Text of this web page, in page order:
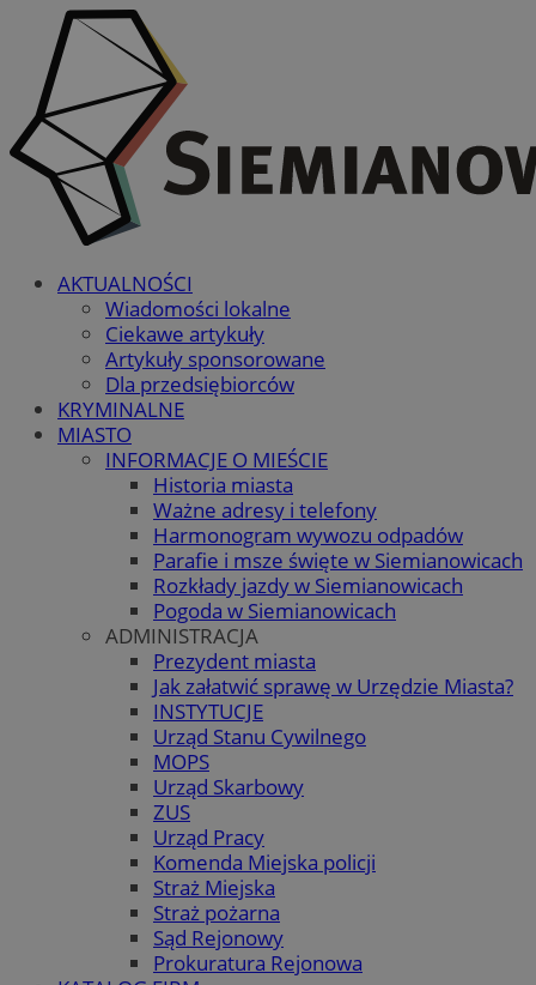
AKTUALNOŚCI
Wiadomości lokalne
Ciekawe artykuły
Artykuły sponsorowane
Dla przedsiębiorców
KRYMINALNE
MIASTO
INFORMACJE O MIEŚCIE
Historia miasta
Ważne adresy i telefony
Harmonogram wywozu odpadów
Parafie i msze święte w Siemianowicach
Rozkłady jazdy w Siemianowicach
Pogoda w Siemianowicach
ADMINISTRACJA
Prezydent miasta
Jak załatwić sprawę w Urzędzie Miasta?
INSTYTUCJE
Urząd Stanu Cywilnego
MOPS
Urząd Skarbowy
ZUS
Urząd Pracy
Komenda Miejska policji
Straż Miejska
Straż pożarna
Sąd Rejonowy
Prokuratura Rejonowa